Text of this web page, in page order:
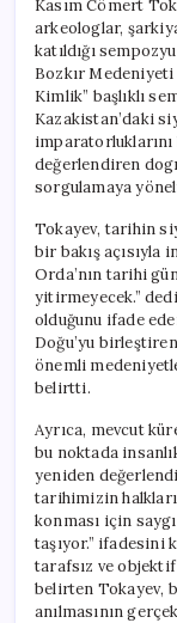
Kasım Cömert
arkeologlar,
katıldığı
Bozkır
Kimlik” başlıklı
Kazakistan’daki
değerlendiren
sorgulamaya
Tokayev, tarihin
bir bakış açısıyla
Orda’nın tarihi
yitirmeyecek.”
olduğunu ifade
Doğu’yu
önemli
belirtti.
Ayrıca, mevcut
bu noktada
yeniden
tarihimizin
konması için
taşıyor.” ifadesini
tarafsız ve
belirten Tokayev,
anılmasının